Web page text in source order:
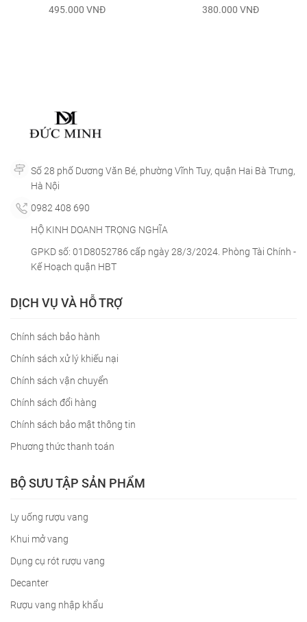
(BỘ 6 LY)
495.000VNĐ 380.000VNĐ
Số 28 phố Dương Văn Bé, phường Vĩnh Tuy, quận Hai Bà Trưng,
Hà Nội
0982 408 690
HỘ KINH DOANH TRỌNG NGHĨA
GPKD số: 01D8052786 cấp ngày 28/3/2024. Phòng Tài Chính -
Kế Hoạch quận HBT
DỊCH VỤ VÀ HỖ TRỢ
Chính sách bảo hành
Chính sách xử lý khiếu nại
Chính sách vận chuyển
Chính sách đổi hàng
Chính sách bảo mật thông tin
Phương thức thanh toán
BỘ SƯU TẬP SẢN PHẨM
Ly uống rượu vang
Khui mở vang
Dụng cụ rót rượu vang
Decanter
Rượu vang nhập khẩu